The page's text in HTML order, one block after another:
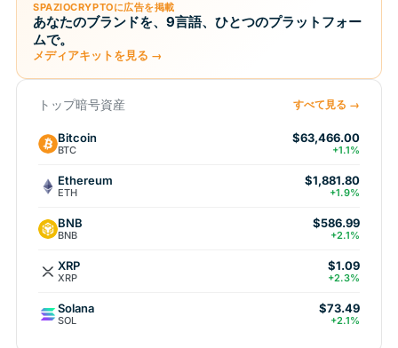
SPAZIOCRYPTOに広告を掲載
あなたのブランドを、9言語、ひとつのプラットフォー
ムで。
メディアキットを見る →
トップ暗号資産 すべて見る →
Bitcoin
BTC
$63,466.00
+1.1%
Ethereum
ETH
$1,881.80
+1.9%
BNB
BNB
$586.99
+2.1%
XRP
XRP
$1.09
+2.3%
Solana
SOL
$73.49
+2.1%